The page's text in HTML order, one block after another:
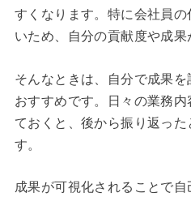
すくなります。特に会社員
いため、自分の貢献度や成果
そんなときは、自分で成果
おすすめです。日々の業務
ておくと、後から振り返っ
す。
成果が可視化されることで